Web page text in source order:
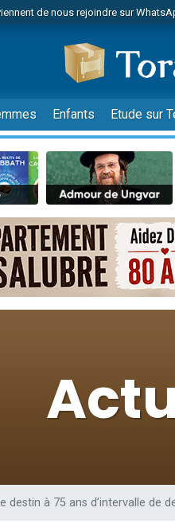
de nous rejoindre sur
viennent de faire un don pour 1
viennent de demander une bénédiction
de nous rejoindre sur
places pour étudier en groupe sur
viennent de faire un don pour
son Maasser
de nous rejoindre sur
de nous rejoindre sur
viennent de faire un don pour 5
donner son Maasser
de demander une
musiques dans Torah-Box Music
de nous rejoindre sur
Enfants Etude sur
destin à 75 ans d’intervalle de